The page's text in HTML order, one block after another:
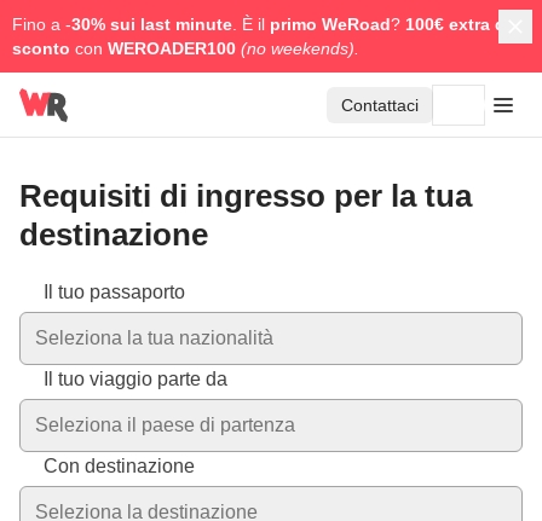
Fino a -30% sui last minute . È il primo WeRoad? 100€ extra di
sconto con WEROADER100 (no weekends).
Contattaci
Requisiti di ingresso per la tua
destinazione
I requisiti variano in base alla tua nazionalità e alla
Il tuo passaporto
Seleziona la tua nazionalità
Il tuo viaggio parte da
Seleziona il paese di partenza
Con destinazione
Seleziona la destinazione